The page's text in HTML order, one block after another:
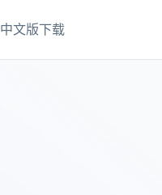
中文版下载